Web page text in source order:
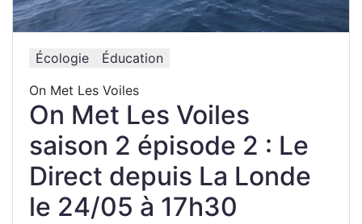
Écologie
Éducation
On Met Les Voiles
On Met Les Voiles
saison 2 épisode 2 : Le
Direct depuis La Londe
le 24/05 à 17h30